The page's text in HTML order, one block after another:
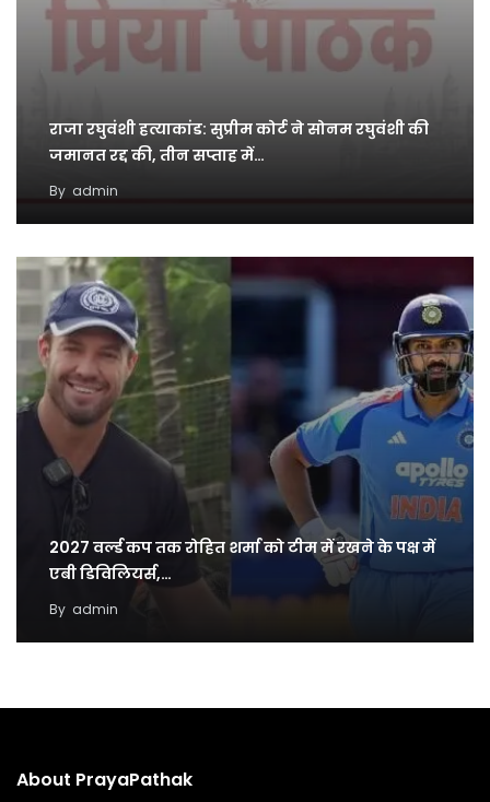
राजा रघुवंशी हत्याकांड: सुप्रीम कोर्ट ने सोनम रघुवंशी की
जमानत रद्द की, तीन सप्ताह में…
By admin
2027 वर्ल्ड कप तक रोहित शर्मा को टीम में रखने के पक्ष में
एबी डिविलियर्स,…
By admin
About PrayaPathak